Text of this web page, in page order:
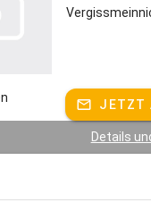
JETZT
Details